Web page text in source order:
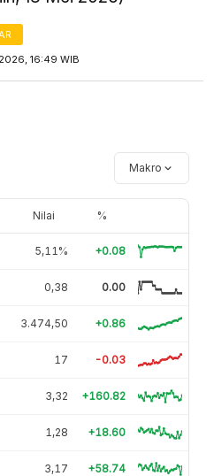
16:49 WIB
Makro
Nilai %
5,11% +0.08
0,38 0.00
3.474,50 +0.86
17 -0.03
3,32 +160.82
1,28 +18.60
3,17 +58.74